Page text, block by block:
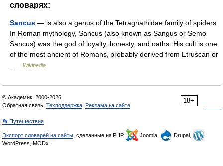
словарях:
Sancus — is also a genus of the Tetragnathidae family of spiders.
In Roman mythology, Sancus (also known as Sangus or Semo
Sancus) was the god of loyalty, honesty, and oaths. His cult is one
of the most ancient of Romans, probably derived from Etruscan or
Wikipedia
18+
© Академик, 2000-2026
Обратная связь: Техподдержка Реклама на сайте
👣 Путешествия
Экспорт словарей на сайты , сделанные на PHP, Joomla,
Drupal,
WordPress, MODx.